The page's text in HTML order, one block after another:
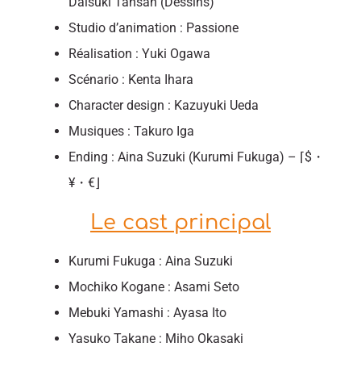
Studio d’animation : Passione
Réalisation : Yuki Ogawa
Scénario : Kenta Ihara
Character design : Kazuyuki Ueda
Musiques : Takuro Iga
Ending : Aina Suzuki (Kurumi Fukuga) – ⌈$・
¥・€⌋
Le cast principal
Kurumi Fukuga : Aina Suzuki
Mochiko Kogane : Asami Seto
Mebuki Yamashi : Ayasa Ito
Yasuko Takane : Miho Okasaki